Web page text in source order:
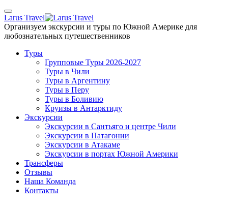
Skip
to
the
content
Larus Travel
Организуем экскурсии и туры по Южной Америке для
любознательных путешественников
Туры
Групповые Туры 2026-2027
Туры в Чили
Туры в Аргентину
Туры в Перу
Туры в Боливию
Круизы в Антарктиду
Экскурсии
Экскурсии в Сантьяго и центре Чили
Экскурсии в Патагонии
Экскурсии в Атакаме
Экскурсии в портах Южной Америки
Трансферы
Отзывы
Наша Команда
Контакты